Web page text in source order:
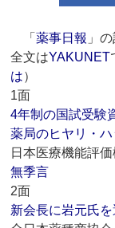
「薬事日報 」
全文はYAKUNET
は）
1面
4年制の国試受験
薬局のヒヤリ・
日本医療機能評
無季言
2面
新会長に岩元氏を